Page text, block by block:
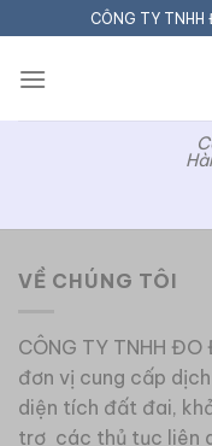
qua
nội
CÔNG TY TNHH
VỀ CHÚNG TÔI
CÔNG TY TNHH ĐO
đơn vị cung cấp
diện tích đất đai,
trợ các thủ tục liên